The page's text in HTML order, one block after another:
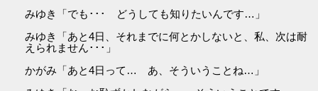
みゆき「でも･･･ どうしても知りたいんです…」
みゆき「あと4日、それまでに何とかしないと、私、次は耐
えられません･･･」
かがみ「あと4日って… あ、そういうことね…」